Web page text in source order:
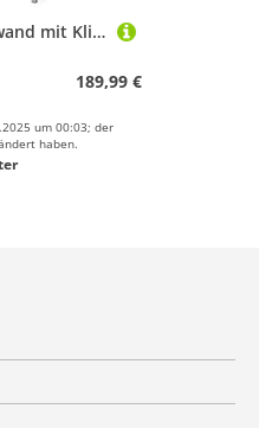
Potenza Sprossenwand mit Klimmzugstange Pull Up Bar Turngeräte Fitness Turnwand Klettergerüst bis 250kg Kletterwand Gym Sportgerät für Erwachsene Heim Turnhalle (Weiß - mit Klimmzugstange)
189,99 €
um 00:03; der
haben.